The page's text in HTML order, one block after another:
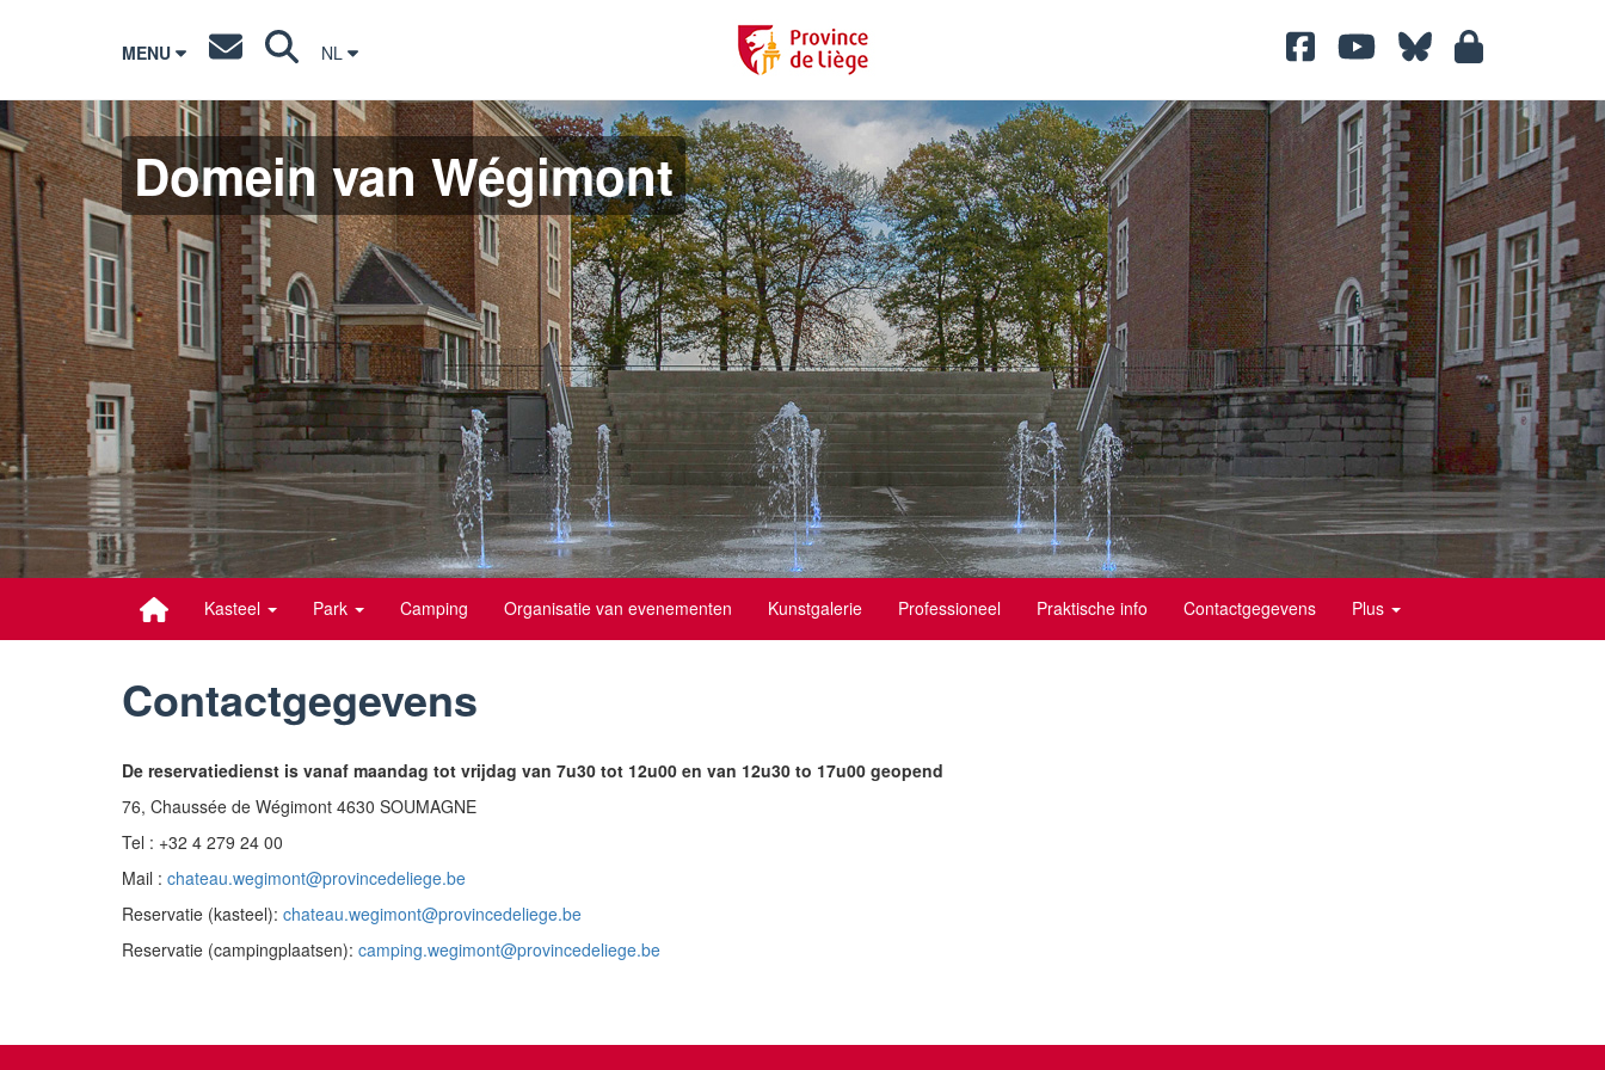
MENU NL
Domein van Wégimont
Kasteel Park Camping Organisatie van evenementen Kunstgalerie Professioneel Praktische info Contactgegevens Plus
Contactgegevens
De reservatiedienst is vanaf maandag tot vrijdag van 7u30 tot 12u00 en van 12u30 to 17u00 geopend
76, Chaussée de Wégimont 4630 SOUMAGNE
Tel : +32 4 279 24 00
Mail : chateau.wegimont@provincedeliege.be
Reservatie (kasteel): chateau.wegimont@provincedeliege.be
Reservatie (campingplaatsen): camping.wegimont@provincedeliege.be